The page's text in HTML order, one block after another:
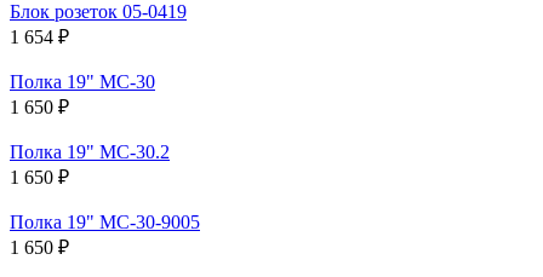
Блок розеток 05-0419
1 654 ₽
Полка 19" МС-30
1 650 ₽
Полка 19" МС-30.2
1 650 ₽
Полка 19" МС-30-9005
1 650 ₽